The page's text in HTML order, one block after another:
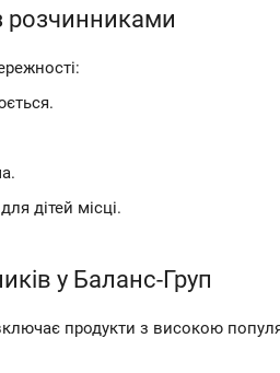
розчинниками
дітей місці.
у Баланс-Груп
продукти з високою